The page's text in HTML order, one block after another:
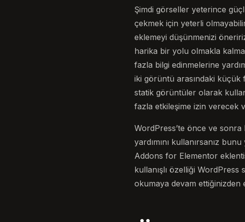
Şimdi görseller yeterince
çekmek için yeterli
eklemeyi düşünmenizi
harika bir yolu olmakla
fazla bilgi edinmelerine
iki görüntü arasındaki küçük
statik görüntüler olarak
fazla etkileşime izin verecek
WordPress’te önce ve sonra
yardımını kullanırsanız
Addons for Elementor
kullanışlı özelliği
okumaya devam ettiğinizden